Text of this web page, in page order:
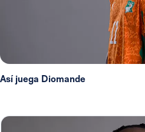
Así juega Diomande